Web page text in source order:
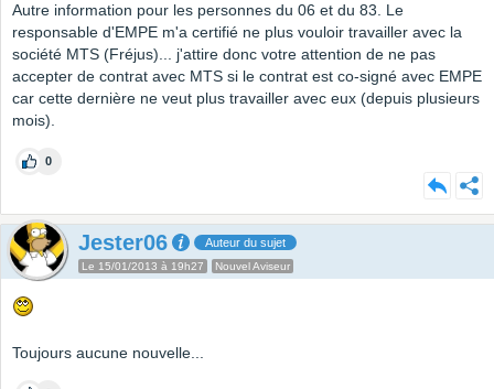
Autre information pour les personnes du 06 et du 83. Le
responsable d'EMPE m'a certifié ne plus vouloir travailler avec la
société MTS (Fréjus)... j'attire donc votre attention de ne pas
accepter de contrat avec MTS si le contrat est co-signé avec EMPE
car cette dernière ne veut plus travailler avec eux (depuis plusieurs
mois).
0
Jester06 Auteur du sujet
Le 15/01/2013 à 19h27 Nouvel Aviseur
Toujours aucune nouvelle...